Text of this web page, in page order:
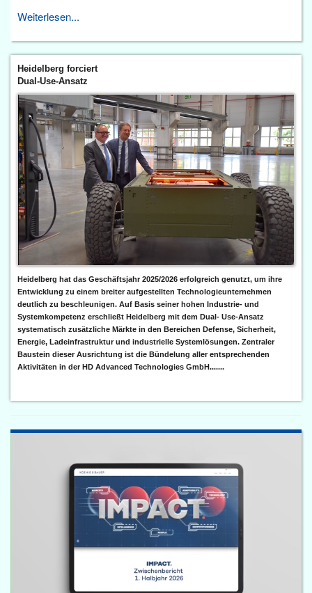
Weiterlesen...
Heidelberg forciert
Dual-Use-Ansatz
Heidelberg hat das Geschäftsjahr 2025/2026 erfolgreich genutzt, um ihre
Entwicklung zu einem breiter aufgestellten Technologieunternehmen
deutlich zu beschleunigen. Auf Basis seiner hohen Industrie- und
Systemkompetenz erschließt Heidelberg mit dem Dual- Use-Ansatz
systematisch zusätzliche Märkte in den Bereichen Defense, Sicherheit,
Energie, Ladeinfrastruktur und industrielle Systemlösungen. Zentraler
Baustein dieser Ausrichtung ist die Bündelung aller entsprechenden
Aktivitäten in der HD Advanced Technologies GmbH.......